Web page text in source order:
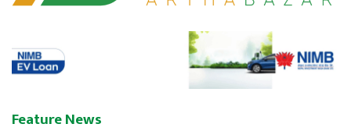
Feature News